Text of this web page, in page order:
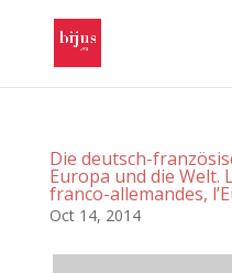
Die deutsch-
Europa und die Welt.
franco-allemandes,
Oct 14, 2014